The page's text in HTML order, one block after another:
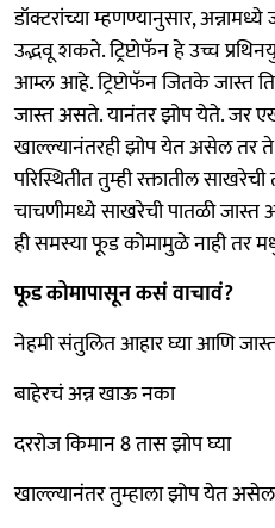
डॉक्टरांच्या म्हणण्यानुसार,
उद्भवू शकते. ट्रिप्टोफॅन हे उच्च
आम्ल आहे. ट्रिप्टोफॅन जितके जास्त
जास्त असते. यानंतर झोप येते. जर
खाल्ल्यानंतरही झोप येत असेल
परिस्थितीत तुम्ही रक्तातील
चाचणीमध्ये साखरेची पातळी जास्त
ही समस्या फूड कोमामुळे नाही तर
फूड कोमापासून कसं वाचावं?
नेहमी संतुलित आहार घ्या आणि
बाहेरचं अन्न खाऊ नका
दररोज किमान 8 तास झोप घ्या
खाल्ल्यानंतर तुम्हाला झोप येत